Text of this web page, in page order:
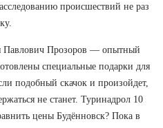
происшествий не раз
Павлович Прозоров — опытный
специальные подарки для
подобный скачок и произойдет,
не станет. Туринадрол 10
цены Будённовск? Пока в